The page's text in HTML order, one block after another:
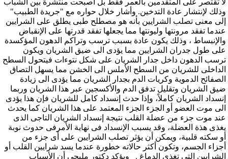
لا تقتصر على المتقدمين بالعمر فقط بل أصبحت منتشرة بين الشباب
وذلك لإنتشار عادة التدخين. وأشار خلال حواره مع "جريدة الطبيب"
إلى معنى تصلب الشرايين بأنه هو مصطلح طبى يطلق على الشرايين
عندما تفقد مرونتها وليونتها مما يجعلها تفقد قدرتها على الإنقباض
والإنبساط ، وذلك يكون عادة بسبب ترسب وتراكم الدهون المؤكسدة
على طول جدران الشرايين مما يؤدى الى ضيق الشريان ويكون
ترسب الدهون داخل جدار الشريان على شكل نتوءات فيتحول السطح
الداخلى للشريان من السطح الأملس الى الخشن مما يسهل التصاق
الصفائح الدموية وكريات الدم بجدار الشريان مما يؤدى الى زيادة
ضيق الشريان وتقليل تدفق الدم والأكسجين عبر هذا الشريان وربما
إنسداد الشريان كاملاً، وإذا حدث إنسداد كامل للشريان فإن هذا يؤدى
الى موت العضو أو الجزء الجزء المعتمد على هذا الشريان كما يحدث
عند موت جزء من عضلة القلب نتيجة إنسداد الشريان التاجى الذى
يغذى هذة العضلة، وقد يسبب الإنسداد فى نهاية الأمرفى حدوث نوبة
أو سكته قلبية، ويمكن أن يؤثر تصلب الشرايين على أى جزء من
أجزاء الجسم، وتكون أكثر حالاته خطورة عندما يسد شرايين القلب أو
الشرايين التى تغذى الدماغ . ويؤكد دكتور مليجى أن الأسباب